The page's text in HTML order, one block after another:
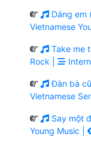
Dáng em
Vietnamese
Take me
Rock |
Đàn bà
Vietnamese
Say một
Young Music |